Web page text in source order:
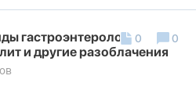
гастроэнтерологии.
и другие разоблачения
0 0